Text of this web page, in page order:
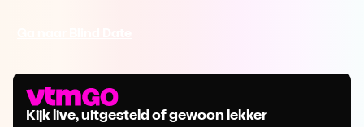
Kijk live, uitgesteld of gewoon lekker